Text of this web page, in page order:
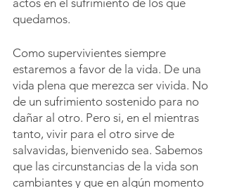
actos en el sufrimiento de los que
quedamos.
Como supervivientes siempre
estaremos a favor de la vida. De una
vida plena que merezca ser vivida. No
de un sufrimiento sostenido para no
dañar al otro. Pero si, en el mientras
tanto, vivir para el otro sirve de
salvavidas, bienvenido sea. Sabemos
que las circunstancias de la vida son
cambiantes y que en algún momento